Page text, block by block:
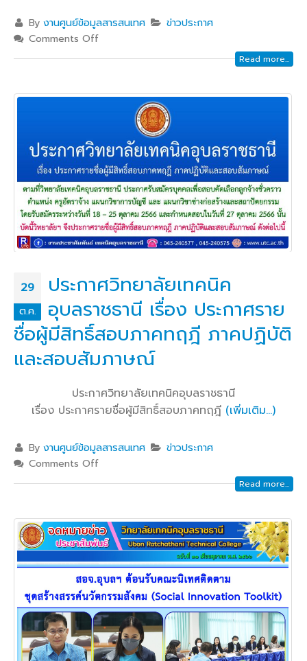
Byงานศูนย์ข้อมูลสารสนเทศ
ข่าวประกาศ
Comments Off
Read more...
29
ต.ค.
ประกาศวิทยาลัยเทคนิค
อุบลราชธานี เรื่อง ประกาศราย
ชื่อผู้มีสิทธิ์สอบภาคทฤฎี ภาคปฏิบัติ
และสอบสัมภาษณ์
ประกาศวิทยาลัยเทคนิคอุบลราชธานี
เรื่อง ประกาศรายชื่อผู้มีสิทธิ์สอบภาคทฤฎี (เพิ่มเติม…)
Byงานศูนย์ข้อมูลสารสนเทศ
ข่าวประกาศ
Comments Off
Read more...